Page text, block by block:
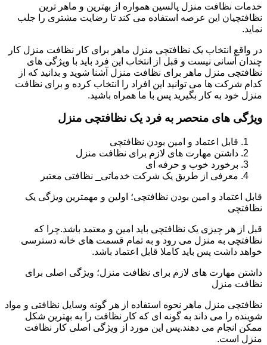
خدمات نظافت منزل پالسین همواره از بهترین و ماهر ترین
نظافتچیان این عرصه استفاده می کند تا رضایت مشتری را جلب
نماید.
در واقع انتخاب یک نظافتچی منزل ماهر برای کار نظافت منزل کار
چندان آسانی نیست و قبل از انتخاب این فرد باید با ویژگی های
نظافتچی منزل ماهر برای نظافت منزل آشنا شوید و بدانید که از
کدام شرکت ها می توانید این افراد را انتخاب کرده و برای نظافت
منزل خود به کار بگیرید پس با ما همراه باشید.
ویژگی های منحصر به فرد یک نظافتچی منزل
قابل اعتماد و امین بودن نظافتچی
داشتن مهارت های لازم برای نظافت منزل
برخورد خوب و حرفه ای
معرفی از طریق یک شرکت خدماتی_ نظافتی معتبر
قابل اعتماد و امین بودن نظافتچی؛ اولین و مهمترین ویژگی یک
نظافتچی
قبل از هر چیزی یک نظافتچی باید امین و معتمد باشد.چرا که
نظافتچی به منزل می رود و به تمام قسمت های خانه دسترسی
خواهد داشت پس باید کاملا قابل اعتماد باشد.
داشتن مهارت های لازم برای نظافت منزل؛ ویژگی اصلی برای
نظافت منزل
نظافتچی منزل ماهر نحوه استفاده از هر گونه وسایل نظافتی و مواد
شوینده را می داند به گونه ای که کار نظافت را به بهترین شکل
ممکن انجام می دهند.پس این مورد از ویژگی اصلی کار نظافت
منزل است.